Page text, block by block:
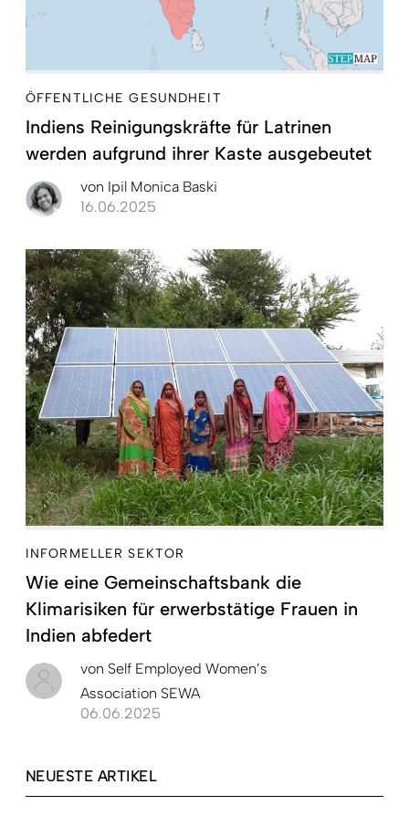
ÖFFENTLICHE GESUNDHEIT
Indiens Reinigungskräfte für Latrinen
werden aufgrund ihrer Kaste ausgebeutet
von Ipil Monica Baski
16.06.2025
INFORMELLER SEKTOR
Wie eine Gemeinschaftsbank die
Klimarisiken für erwerbstätige Frauen in
Indien abfedert
von Self Employed Women’s
Association SEWA
06.06.2025
NEUESTE ARTIKEL